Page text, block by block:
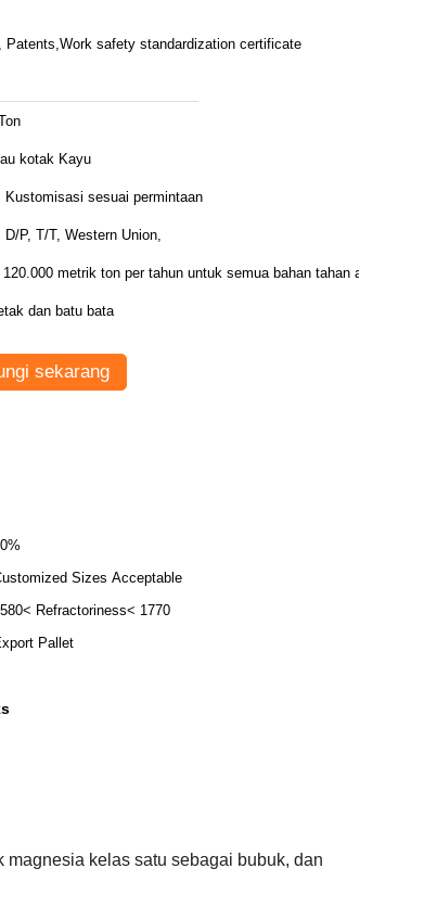
Patents,Work safety standardization certificate
kotak Kayu
Kustomisasi sesuai permintaan
D/P, T/T, Western Union,
120.000 metrik ton per tahun untuk semua bahan tahan api
dan batu bata
sekarang
Sizes Acceptable
Refractoriness< 1770
Pallet
kelas satu sebagai bubuk, dan